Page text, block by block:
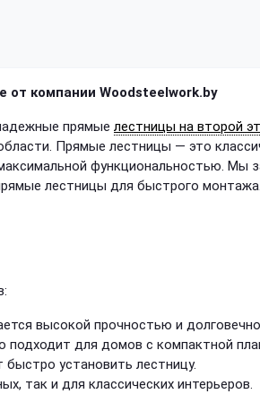
от компании Woodsteelwork.by
прямые лестницы на второй
Прямые лестницы — это
функциональностью. Мы
лестницы для быстрого монтажа.
высокой прочностью и
подходит для домов с компактной
установить лестницу.
так и для классических интерьеров.